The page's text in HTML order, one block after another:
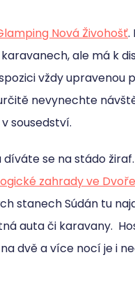
Nová Živohošť.
ale má k
vždy upravenou
nevynechte
sousedství.
se na stádo
zahrady ve
stanech Súdán tu
auta či karavany.
dvě a více nocí je i